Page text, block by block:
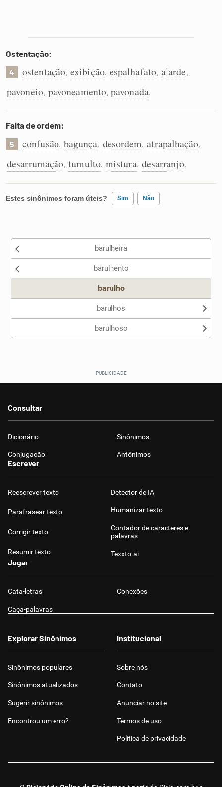
Ostentação:
4 ostentação, exibição, espalhafato, alarde,
pavoneio, pavoneamento, pavonada.
Falta de ordem:
5 confusão, bagunça, desordem, atrapalhação,
desarrumação, tumulto, mistura, desarranjo.
Estes sinônimos foram úteis? Sim Não
Nenhum dos sinônimos apresentados me ajudou
barulheira
barulhento
barulho
barulhos
barulhoso
Consultar
Dicionário Sinônimos
Conjugação Antônimos
Escrever
Reescrever texto
Parafrasear texto
Corrigir texto
Resumir texto
Detector de IA
Humanizar texto
Contador de caracteres e
palavras
Texxto.ai
Jogar
Cata-letras Conexões
Caça-palavras
Explorar Sinônimos
Sinônimos populares
Sinônimos atualizados
Sugerir sinônimos
Encontrou um erro?
Institucional
Sobre nós
Contato
Anunciar no site
Termos de uso
Política de privacidade